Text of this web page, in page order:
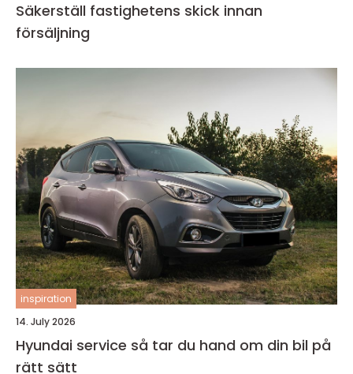
Säkerställ fastighetens skick innan
försäljning
inspiration
14. July 2026
Hyundai service så tar du hand om din bil på
rätt sätt